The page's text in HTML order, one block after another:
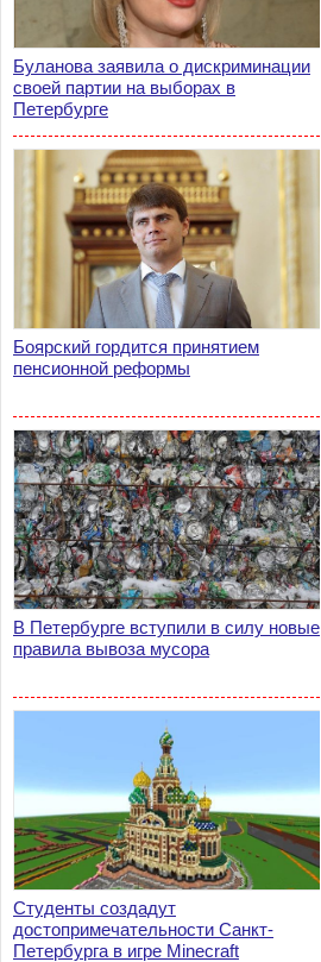
Буланова заявила о дискриминации
своей партии на выборах в
Петербурге
Боярский гордится принятием
пенсионной реформы
В Петербурге вступили в силу новые
правила вывоза мусора
Студенты создадут
достопримечательности Санкт-
Петербурга в игре Minecraft